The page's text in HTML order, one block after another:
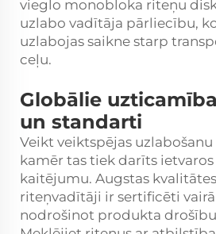
vieglo monobloka riteņu
uzlabo vadītāja pārliecību,
uzlabojas saikne starp
ceļu.
Globālie
un standarti
Veikt veiktspējas
kamēr tas tiek darīts
kaitējumu. Augstas
riteņvadītāji ir sertificēti
nodrošinot produkta